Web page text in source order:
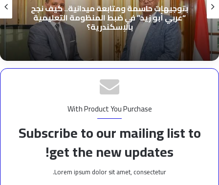
بتوجيهات حاسمة ومتابعة ميدانية.. كيف نجح
“عربي أبو زيد” في ضبط المنظومة التعليمية
بالإسكندرية؟
With Product You Purchase
Subscribe to our mailing list to
get the new updates!
Lorem ipsum dolor sit amet, consectetur.